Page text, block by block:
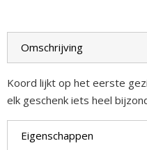
Omschrijving
Koord lijkt op het eerste
elk geschenk iets heel
Eigenschappen